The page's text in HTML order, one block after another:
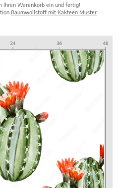
Ihren Warenkorb ein und fertig!
Baumwollstoff mit Kakteen Muster